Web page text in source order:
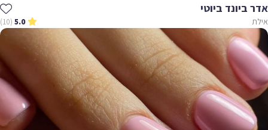
אדר ביונד ביוטי
אילת 5.0
(10)